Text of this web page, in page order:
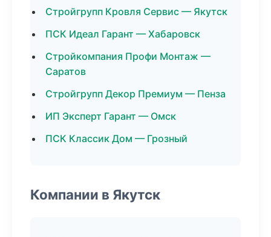
Стройгрупп Кровля Сервис — Якутск
ПСК Идеал Гарант — Хабаровск
Стройкомпания Профи Монтаж —
Саратов
Стройгрупп Декор Премиум — Пенза
ИП Эксперт Гарант — Омск
ПСК Классик Дом — Грозный
Компании в Якутск